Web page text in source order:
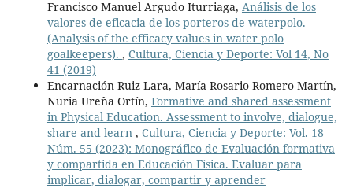
Francisco Manuel Argudo Iturriaga, Análisis de los
valores de eficacia de los porteros de waterpolo.
(Analysis of the efficacy values in water polo
goalkeepers). , Cultura, Ciencia y Deporte: Vol 14, No
41 (2019)
Encarnación Ruiz Lara, María Rosario Romero Martín,
Nuria Ureña Ortín, Formative and shared assessment
in Physical Education. Assessment to involve, dialogue,
share and learn , Cultura, Ciencia y Deporte: Vol. 18
Núm. 55 (2023): Monográfico de Evaluación formativa
y compartida en Educación Física. Evaluar para
implicar, dialogar, compartir y aprender